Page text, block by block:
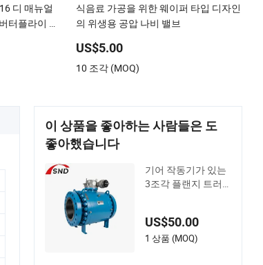
디 매뉴얼
터플라이 밸
식음료 가공을 위한 웨이퍼 타입 디자인
의 위생용 공압 나비 밸브
US$5.00
10 조각 (MOQ)
이 상품을 좋아하는 사람들은 도
좋아했습니다
기어 작동기가 있는
3조각 플랜지 트러
US$50.00
1 상품 (MOQ)